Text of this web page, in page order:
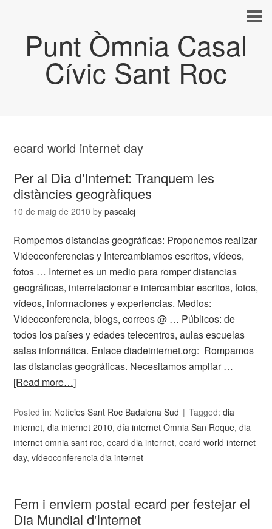
Punt Òmnia Casal
Cívic Sant Roc
ecard world internet day
Per al Dia d'Internet: Tranquem les
distàncies geogràfiques
10 de maig de 2010 bypascalcj
Rompemos distancias geográficas: Proponemos realizar
Videoconferencias y Intercambiamos escritos, vídeos,
fotos … Internet es un medio para romper distancias
geográficas, interrelacionar e intercambiar escritos, fotos,
vídeos, informaciones y experiencias. Medios:
Videoconferencia, blogs, correos @ … Públicos: de
todos los países y edades telecentros, aulas escuelas
salas informática. Enlace diadeinternet.org: Rompamos
las distancias geográficas. Necesitamos ampliar …
[Read more…]
Posted in: Notícies Sant Roc Badalona Sud Tagged:dia
internet,dia internet 2010,día internet Òmnia San Roque,dia
internet omnia sant roc,ecard dia internet,ecard world internet
day,vídeoconferencia dia internet
Fem i enviem postal ecard per festejar el
Dia Mundial d'Internet